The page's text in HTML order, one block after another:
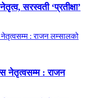
सरस्वती ‘प्रतीक्षा’
नेतृत्वसम्म : राजन